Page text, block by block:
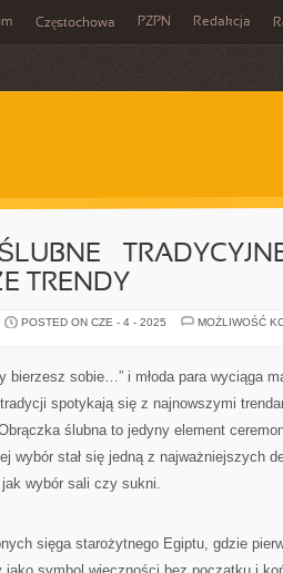
Częstochowa PZPN Redakcja
–
TRENDY
POSTED ON CZE - 4 - 2025
MOŻLIWOŚĆ
bierzesz sobie…” i młoda para wyciąga
spotykają się z najnowszymi
ślubna to jedyny element
wybór stał się jedną z najważniejszych
wybór sali czy sukni.
sięga starożytnego Egiptu, gdzie